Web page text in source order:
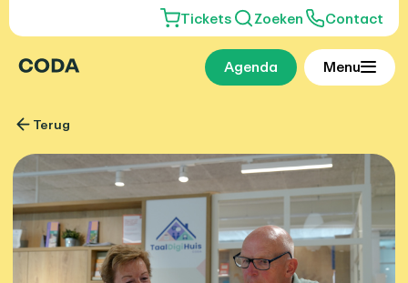
Tickets Zoeken Contact
Agenda Menu
Terug